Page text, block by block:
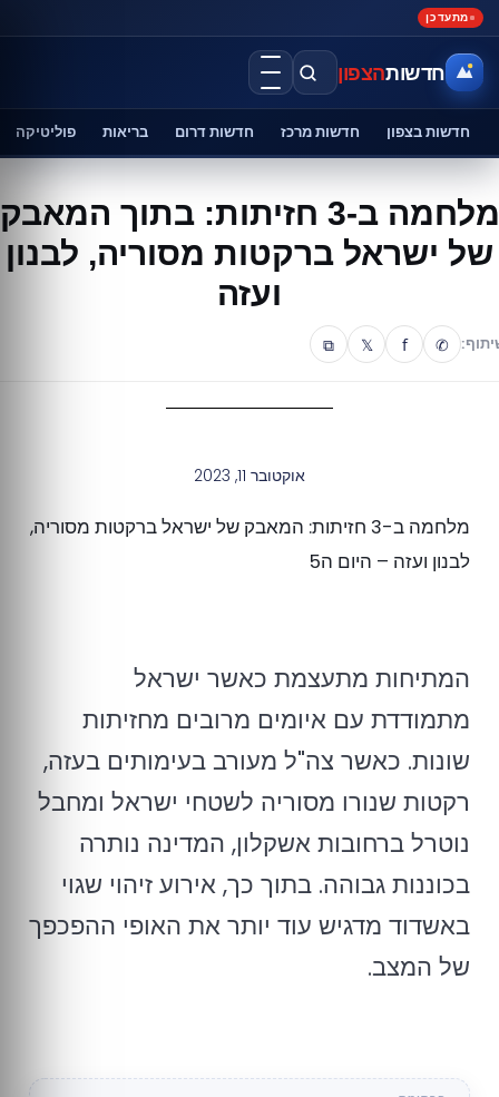
מתעדכן
חדשותהצפון
חדשות בצפון חדשות מרכז חדשות דרום בריאות פוליטיקה
מלחמה ב-3 חזיתות: בתוך המאבק
של ישראל ברקטות מסוריה, לבנון
ועזה
✆
f
𝕏
⧉
אוקטובר 11, 2023
מלחמה ב-3 חזיתות: המאבק של ישראל ברקטות מסוריה,
לבנון ועזה – היום ה5
המתיחות מתעצמת כאשר ישראל
מתמודדת עם איומים מרובים מחזיתות
שונות. כאשר צה"ל מעורב בעימותים בעזה,
רקטות שנורו מסוריה לשטחי ישראל ומחבל
נוטרל ברחובות אשקלון, המדינה נותרה
בכוננות גבוהה. בתוך כך, אירוע זיהוי שגוי
באשדוד מדגיש עוד יותר את האופי ההפכפך
של המצב.